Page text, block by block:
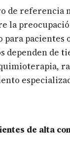
de referencia
la
para pacientes
dependen de
de alta